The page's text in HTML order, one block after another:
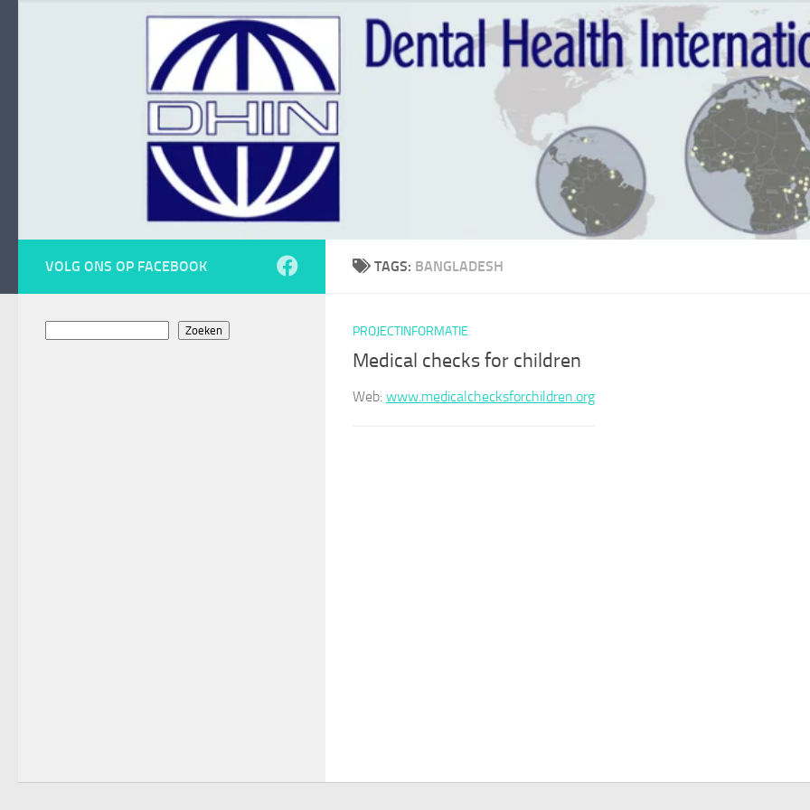
TAGS: BANGLADESH
PROJECTINFORMATIE
Medical checks for children
Web: www.medicalchecksforchildren.org
VOLG ONS OP FACEBOOK
Zoeken